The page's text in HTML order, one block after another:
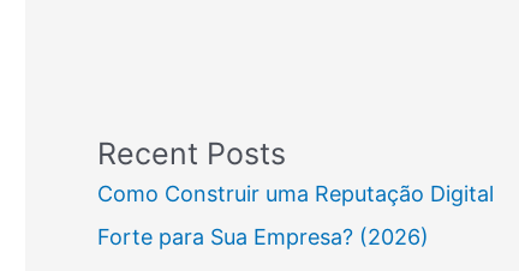
Recent Posts
Como Construir uma Reputação Digital
Forte para Sua Empresa? (2026)